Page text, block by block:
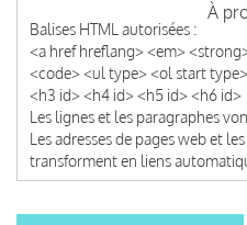
À
Balises HTML autorisées :
<a href hreflang> <em>
<code> <ul type> <ol start
<h3 id> <h4 id> <h5 id> <h6 id>
Les lignes et les paragraphes
Les adresses de pages web et
transforment en liens